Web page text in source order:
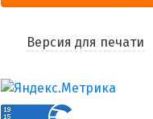
Версия для печати